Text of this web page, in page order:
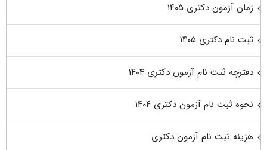
زمان آزمون دکتری ۱۴۰۵
ثبت نام دکتری ۱۴۰۵
دفترچه ثبت نام آزمون دکتری ۱۴۰۴
نحوه ثبت نام آزمون دکتری ۱۴۰۴
هزینه ثبت نام آزمون دکتری